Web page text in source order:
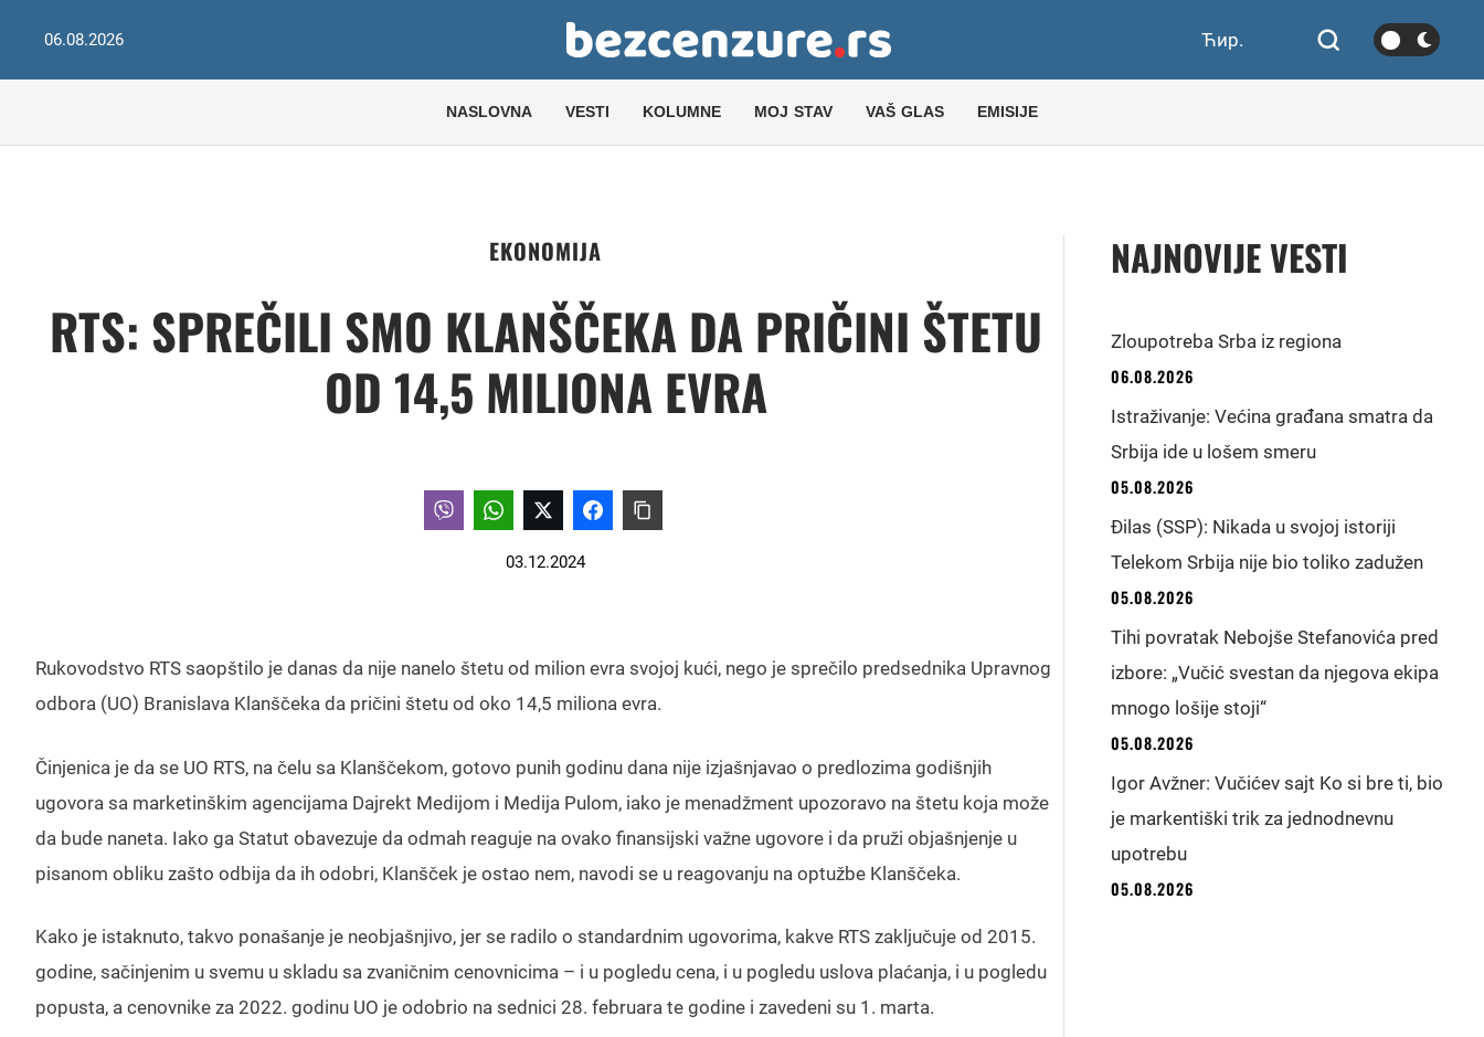
06.08.2026 Ћир.
NASLOVNA VESTI KOLUMNE MOJ STAV VAŠ GLAS EMISIJE
EKONOMIJA
RTS: SPREČILI SMO KLANŠČEKA DA PRIČINI ŠTETU
OD 14,5 MILIONA EVRA
03.12.2024
Rukovodstvo RTS saopštilo je danas da nije nanelo štetu od milion evra svojoj kući, nego je sprečilo predsednika Upravnog
odbora (UO) Branislava Klanščeka da pričini štetu od oko 14,5 miliona evra.
Činjenica je da se UO RTS, na čelu sa Klanščekom, gotovo punih godinu dana nije izjašnjavao o predlozima godišnjih
ugovora sa marketinškim agencijama Dajrekt Medijom i Medija Pulom, iako je menadžment upozoravo na štetu koja može
da bude naneta. Iako ga Statut obavezuje da odmah reaguje na ovako finansijski važne ugovore i da pruži objašnjenje u
pisanom obliku zašto odbija da ih odobri, Klanšček je ostao nem, navodi se u reagovanju na optužbe Klanščeka.
Kako je istaknuto, takvo ponašanje je neobjašnjivo, jer se radilo o standardnim ugovorima, kakve RTS zaključuje od 2015.
godine, sačinjenim u svemu u skladu sa zvaničnim cenovnicima – i u pogledu cena, i u pogledu uslova plaćanja, i u pogledu
popusta, a cenovnike za 2022. godinu UO je odobrio na sednici 28. februara te godine i zavedeni su 1. marta.
NAJNOVIJE VESTI
Zloupotreba Srba iz regiona
06.08.2026
Istraživanje: Većina građana smatra da
Srbija ide u lošem smeru
05.08.2026
Đilas (SSP): Nikada u svojoj istoriji
Telekom Srbija nije bio toliko zadužen
05.08.2026
Tihi povratak Nebojše Stefanovića pred
izbore: „Vučić svestan da njegova ekipa
mnogo lošije stoji“
05.08.2026
Igor Avžner: Vučićev sajt Ko si bre ti, bio
je markentiški trik za jednodnevnu
upotrebu
05.08.2026